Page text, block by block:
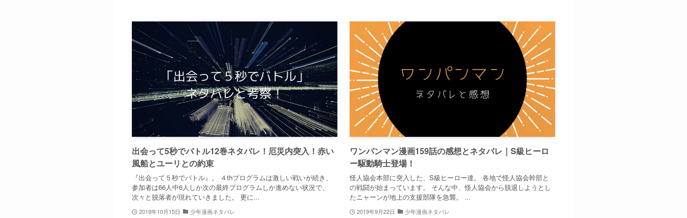
出会って5秒でバトル12巻ネタバレ！厄災内突入！赤い
風船とユーリとの約束
『出会って５秒でバトル』。 ４thプログラムは激しい戦いが続き、
参加者は66人中6人しか次の最終プログラムしか進めない状況で、
次々と脱落者が現れていきました。 更に...
2019年10月15日 少年漫画ネタバレ
ワンパンマン漫画159話の感想とネタバレ｜S級ヒーロ
ー駆動騎士登場！
怪人協会本部に突入した、S級ヒーロー達。 各地で怪人協会幹部と
の戦闘が始まっています。 そんな中、怪人協会から脱退しようとし
たニャーンが地上の支援部隊を急襲。 ...
2019年9月22日 少年漫画ネタバレ